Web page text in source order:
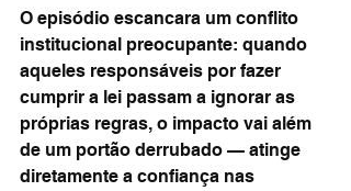
O episódio escancara um conflito
institucional preocupante: quando
aqueles responsáveis por fazer
cumprir a lei passam a ignorar as
próprias regras, o impacto vai além
de um portão derrubado — atinge
diretamente a confiança nas